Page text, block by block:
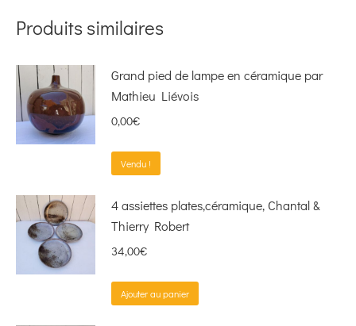
Produits similaires
Grand pied de lampe en céramique par
Mathieu Liévois
0,00€
Vendu !
4 assiettes plates,céramique, Chantal &
Thierry Robert
34,00€
Ajouter au panier